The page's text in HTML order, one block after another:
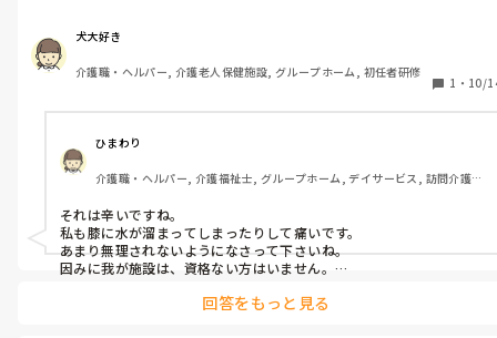
憩取れてないのに。
本当辞めたくなるよと、言ってました。
るはず。資格なしが、多い職場ですけど、資格ありが、どんどん
辞めて行きます。当たり前ですよね。資格なしは、訪問の流れ
は、わからないし、助け合っていきましょうとはいえ、矛盾して
るんですから、正直デイサービスの方が、楽です。訪問介護は、
全て1人、それも2人しかいない。今日みたいな、往診になると、
休みも多い。私と組んだスタッフも、休憩60分取れないで30分
いうのは、当たり前。それに、デイサービスは。1万歩行かな
い。しかし、訪問では、1万5.6千歩。変形性膝関節症を持ってる
自分には、正直きっついなーと、思ってます。トランスしてる
時、たまに施設長が、私がトランスする時、覗いてます。まだ、
普通にできます。施設長は、私の変形性膝関節症を気にしてくれ
てるみたいです。普通にしてるけど、いてーものは、いてーよっ
犬大好き
介護職・ヘルパー, 介護老人保健施設, グループホーム, 初任者研修
1 ・ 10/
ひまわり
介護職・ヘルパー, 介護福祉士, グループホーム, デイサービス, 訪問介護,
それは辛いですね。
私も膝に水が溜まってしまったりして痛いです。
あまり無理されないようになさって下さいね。
因みに我が施設は、資格ない方はいません。
私個人の意見ですが、もし何か起こった時怖くないのかなぁ？って
回答をもっと見る